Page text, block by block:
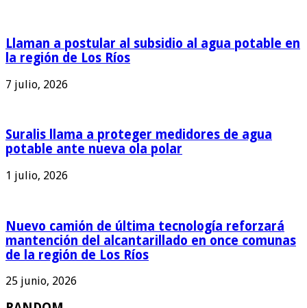
Llaman a postular al subsidio al agua potable en
la región de Los Ríos
7 julio, 2026
Suralis llama a proteger medidores de agua
potable ante nueva ola polar
1 julio, 2026
Nuevo camión de última tecnología reforzará
mantención del alcantarillado en once comunas
de la región de Los Ríos
25 junio, 2026